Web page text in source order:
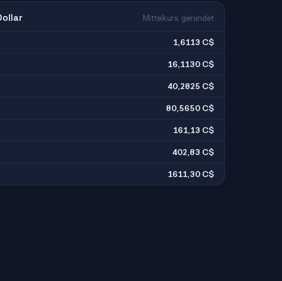
Mittelkurs, gerundet
1,6113 C$
16,1130 C$
40,2825 C$
80,5650 C$
161,13 C$
402,83 C$
1611,30 C$